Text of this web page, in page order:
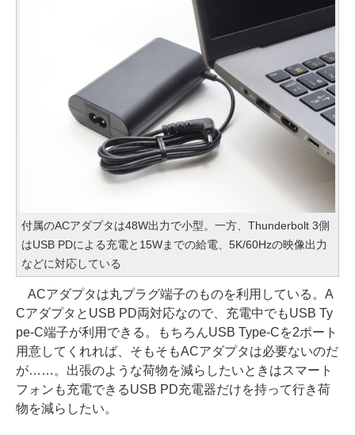
付属のACアダプタは48W出力で小型。一方、Thunderbolt 3側
はUSB PDによる充電と15Wまでの給電、5K/60Hzの映像出力
などに対応している
ACアダプタは丸プラグ端子のものを利用している。A
CアダプタとUSB PD両対応なので、充電中でもUSB Ty
pe-C端子が利用できる。もちろんUSB Type-Cを2ポート
用意してくれれば、そもそもACアダプタは必要ないのだ
が……。出張のような荷物を減らしたいときはスマート
フォンも充電できるUSB PD充電器だけを持って行き荷
物を減らしたい。